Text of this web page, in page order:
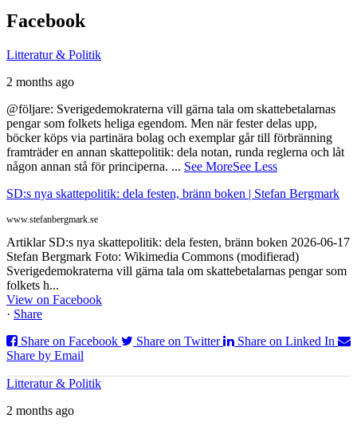
Facebook
Litteratur & Politik
2 months ago
@följare: Sverigedemokraterna vill gärna tala om skattebetalarnas
pengar som folkets heliga egendom. Men när fester delas upp,
böcker köps via partinära bolag och exemplar går till förbränning
framträder en annan skattepolitik: dela notan, runda reglerna och låt
någon annan stå för principerna. ... See MoreSee Less
SD:s nya skattepolitik: dela festen, bränn boken | Stefan Bergmark
www.stefanbergmark.se
Artiklar SD:s nya skattepolitik: dela festen, bränn boken 2026-06-17
Stefan Bergmark Foto: Wikimedia Commons (modifierad)
Sverigedemokraterna vill gärna tala om skattebetalarnas pengar som
folkets h...
View on Facebook
· Share
Share on Facebook
Share on Twitter
Share on Linked In
Share by Email
Litteratur & Politik
2 months ago